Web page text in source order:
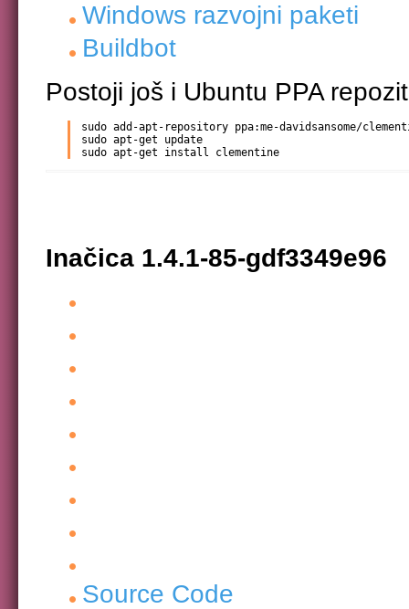
Windows razvojni paketi
Buildbot
Postoji još i Ubuntu PPA
sudo add-apt-repository ppa:me-davidsansome/
sudo apt-get update
sudo apt-get install clementine
Inačica 1.4.1-85-gdf3349e96
Source Code